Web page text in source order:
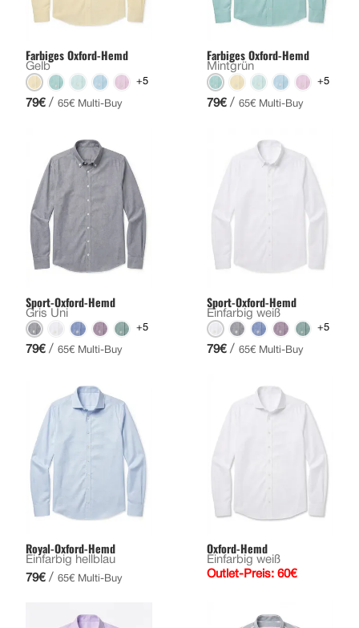
Farbiges Oxford-Hemd
Gelb
+5
79€ / 65€ Multi-Buy
Farbiges Oxford-Hemd
Mintgrün
+5
79€ / 65€ Multi-Buy
Sport-Oxford-Hemd
Gris Uni
+5
79€ / 65€ Multi-Buy
Sport-Oxford-Hemd
Einfarbig weiß
+5
79€ / 65€ Multi-Buy
Royal-Oxford-Hemd
Einfarbig hellblau
79€ / 65€ Multi-Buy
Oxford-Hemd
Einfarbig weiß
Outlet-Preis: 60€